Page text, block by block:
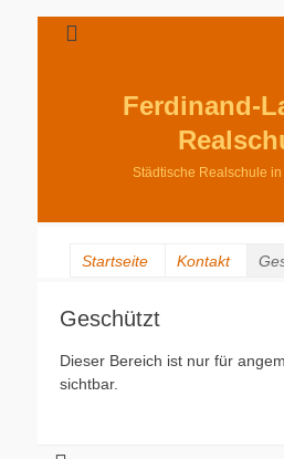
Ferdinand-
Städtische Realschule
Startseite Kontakt
Geschützt
Dieser Bereich ist nur für
sichtbar.